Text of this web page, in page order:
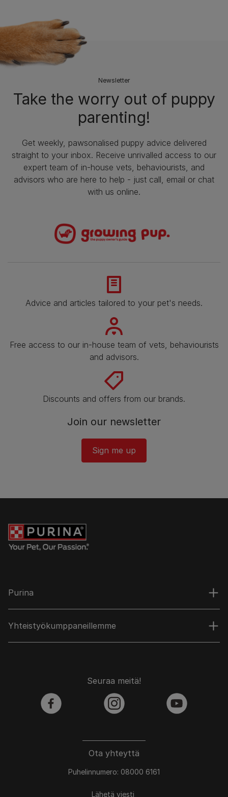
Newsletter
Take the worry out of puppy
parenting!
Get weekly, pawsonalised puppy advice delivered
straight to your inbox. Receive unrivalled access to our
expert team of in-house vets, behaviourists, and
advisors who are here to help - just call, email or chat
with us online.
Advice and articles tailored to your pet's needs.
Free access to our in-house team of vets, behaviourists
and advisors.
Discounts and offers from our brands.
Join our newsletter
Sign me up
Purina
Yhteistyökumppaneillemme
Ota yhteyttä
Puhelinnumero: 08000 6161
Lähetä viesti
Seuraa meitä!
facebook instagram youtube